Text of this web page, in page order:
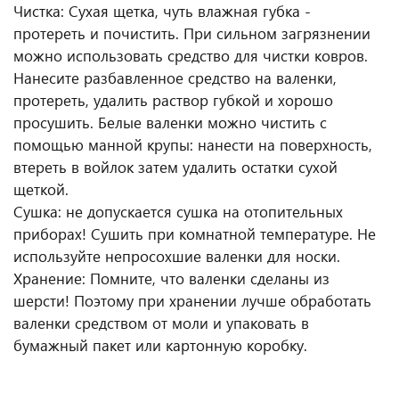
Чистка: Сухая щетка, чуть влажная губка -
протереть и почистить. При сильном загрязнении
можно использовать средство для чистки ковров.
Нанесите разбавленное средство на валенки,
протереть, удалить раствор губкой и хорошо
просушить. Белые валенки можно чистить с
помощью манной крупы: нанести на поверхность,
втереть в войлок затем удалить остатки сухой
щеткой.
Сушка: не допускается сушка на отопительных
приборах! Сушить при комнатной температуре. Не
используйте непросохшие валенки для носки.
Хранение: Помните, что валенки сделаны из
шерсти! Поэтому при хранении лучше обработать
валенки средством от моли и упаковать в
бумажный пакет или картонную коробку.